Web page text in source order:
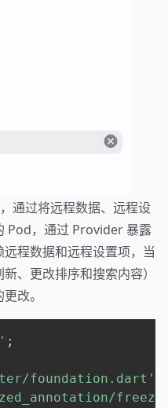
通过将远程数据、远程设
Pod，通过 Provider 暴露
程数据和远程设置项，当
、更改排序和搜索内容）
改。
;
foundation.dart'